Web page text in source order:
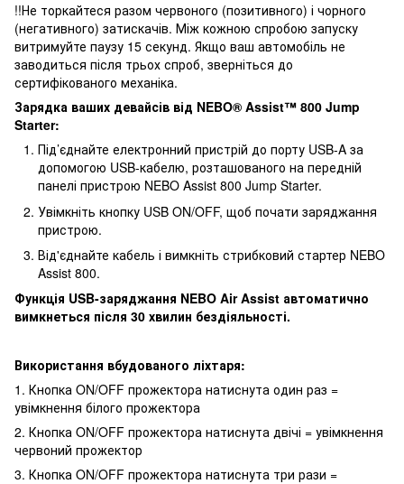
!!Не торкайтеся разом червоного (позитивного) і чорного
(негативного) затискачів. Між кожною спробою запуску
витримуйте паузу 15 секунд. Якщо ваш автомобіль не
заводиться після трьох спроб, зверніться до
сертифікованого механіка.
Зарядка ваших девайсів від NEBO® Assist™ 800 Jump
Starter:
Під’єднайте електронний пристрій до порту USB-A за
допомогою USB-кабелю, розташованого на передній
панелі пристрою NEBO Assist 800 Jump Starter.
Увімкніть кнопку USB ON/OFF, щоб почати заряджання
пристрою.
Від'єднайте кабель і вимкніть стрибковий стартер NEBO
Assist 800.
Функція USB-заряджання NEBO Air Assist автоматично
вимкнеться після 30 хвилин бездіяльності.
Використання вбудованого ліхтаря:
1. Кнопка ON/OFF прожектора натиснута один раз =
увімкнення білого прожектора
2. Кнопка ON/OFF прожектора натиснута двічі = увімкнення
червоний прожектор
3. Кнопка ON/OFF прожектора натиснута три рази =